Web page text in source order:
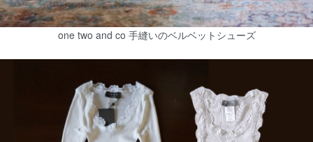
one two and co 手縫いのベルベットシューズ